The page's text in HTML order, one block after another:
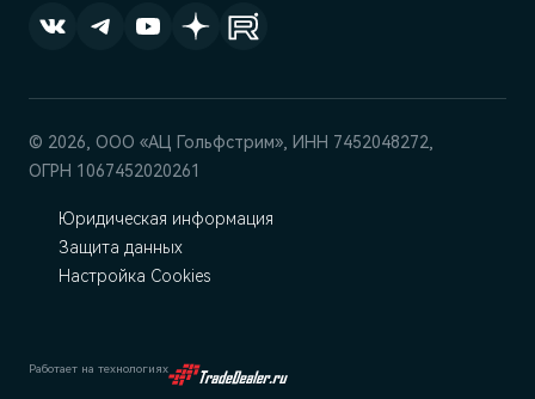
© 2026, ООО «АЦ Гольфстрим», ИНН 7452048272,
ОГРН 1067452020261
Юридическая информация
Защита данных
Настройка Cookies
Работает на технологиях